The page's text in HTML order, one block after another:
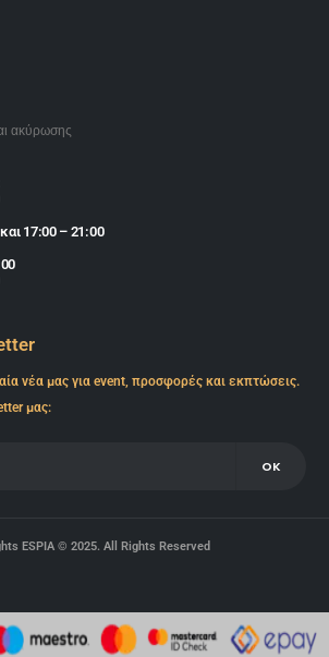
ακύρωσης
17:00 – 21:00
νέα μας για event, προσφορές και εκπτώσεις.
μας:
ESPIA © 2025. All Rights Reserved